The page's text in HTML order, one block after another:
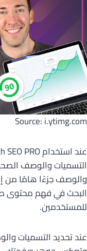
Source: i.ytimg.com
التسميات والوصف
والوصف جزءًا هامًا من
البحث في فهم محتوى
للمستخدمين.
عند تحديد التسميات